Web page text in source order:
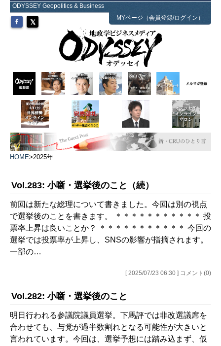
ODYSSEY Geopolitics & Business
MYページ（会員登録/ログイン）
HOME>2025年
Vol.283: 小噺・選挙後のこと（続）
前回は新たな総理について書きました。今回は別の視点
で選挙後のことを書きます。 ＊＊＊＊＊＊＊＊＊＊＊ 投
票率上昇は良いことか？ ＊＊＊＊＊＊＊＊＊＊＊ 今回の
選挙では投票率が上昇し、SNSの影響が指摘されます。
一部の…
[ 2025/07/23 06:30 ] コメント(0)
Vol.282: 小噺・選挙後のこと
明日行われる参議院議員選挙。下馬評では非改選議席を
合わせても、与党が過半数割れとなる可能性が大きいと
言われています。今回は、選挙予想には踏み込まず、仮